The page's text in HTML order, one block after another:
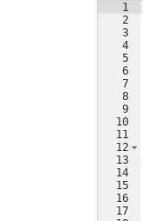
1
2
3
4
5
6
7
8
9
10
11
12
13
14
15
16
17